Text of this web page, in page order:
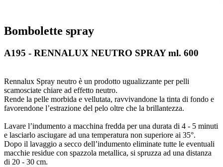
Bombolette spray
A195 - RENNALUX NEUTRO SPRAY ml. 600
Rennalux Spray neutro è un prodotto ugualizzante per pelli
scamosciate chiare ad effetto neutro.
Rende la pelle morbida e vellutata, ravvivandone la tinta di fondo e
favorendone l’estrazione del pelo oltre che la brillantezza.
Lavare l’indumento a macchina fredda per una durata di 4 - 5 minuti
e lasciarlo asciugare ad una temperatura non superiore ai 35°.
Dopo il lavaggio a secco dell’indumento eliminate tutte le eventuali
macchie residue con spazzola metallica, si spruzza ad una distanza
di 20 - 30 cm.